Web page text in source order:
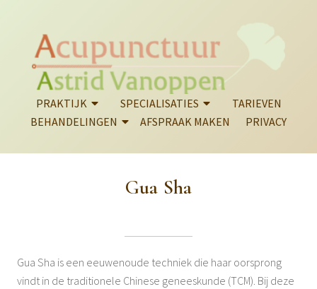
PRAKTIJK SPECIALISATIES
TARIEVEN
BEHANDELINGEN
AFSPRAAK MAKEN PRIVACY
Gua Sha
Gua Sha is een eeuwenoude techniek die haar oorsprong
vindt in de traditionele Chinese geneeskunde (TCM). Bij deze